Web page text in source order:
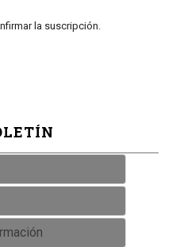
la suscripción.